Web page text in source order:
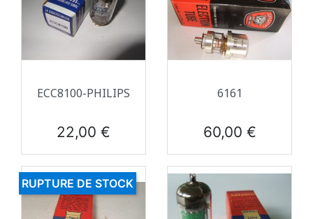
ECC8100-PHILIPS
Prix
22,00 €
6161
Prix
60,00 €
RUPTURE DE STOCK